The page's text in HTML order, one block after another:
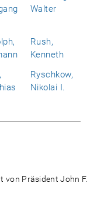
Walter
Rush,
Kenneth
Ryschkow,
Nikolai I.
von Präsident John F.